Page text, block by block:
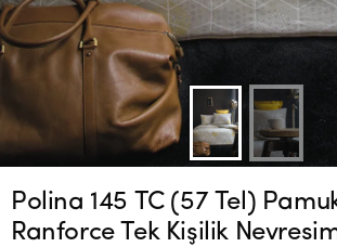
Polina 145 TC (57 Tel)
Ranforce Tek Kişilik